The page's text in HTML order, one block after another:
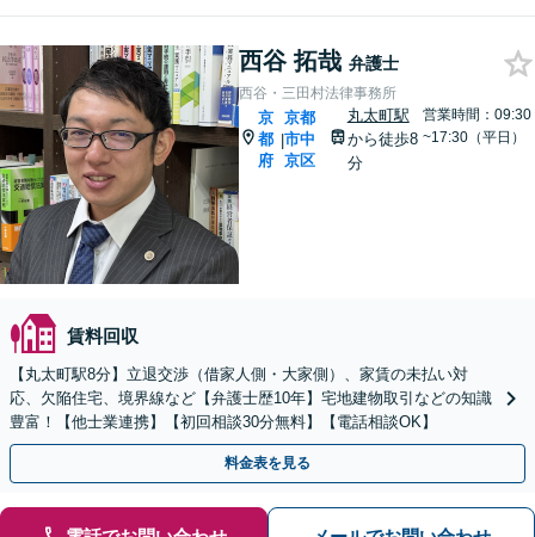
西谷 拓哉 弁護士
西谷・三田村法律事務所
京
都
府
|
京都
市中
京区
丸太町駅
から徒歩8
分
営業時間：09:30
~17:30（平日）
賃料回収
【丸太町駅8分】立退交渉（借家人側・大家側）、家賃の未払い対
応、欠陥住宅、境界線など【弁護士歴10年】宅地建物取引などの知識
豊富！【他士業連携】【初回相談30分無料】【電話相談OK】
料金表を見る